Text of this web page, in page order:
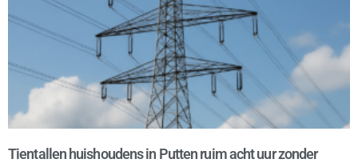
Tientallen huishoudens in Putten ruim acht uur zonder